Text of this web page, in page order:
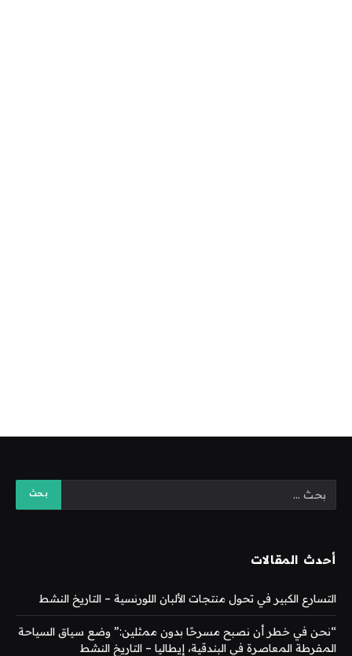
أحدث المقالات
التسارع الكبير في تحول منتجات الألبان اللورنسية – التاريخ النشط
“نحن في خطر أن نصبح مسرحًا بدون ممثلين:” وضع سياق السياحة
المفرطة المعاصرة في البندقية، إيطاليا – التاريخ النشط